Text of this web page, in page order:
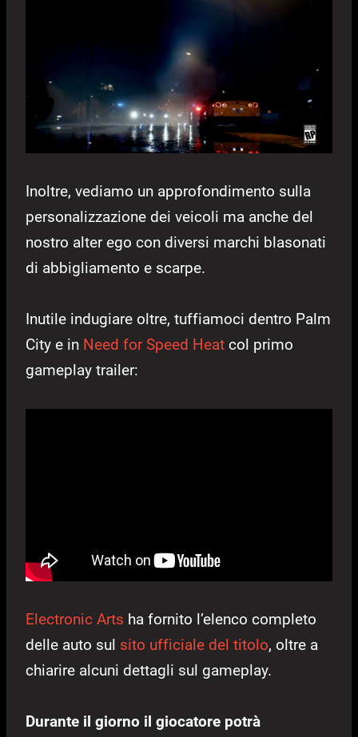
Inoltre, vediamo un approfondimento sulla
personalizzazione dei veicoli ma anche del
nostro alter ego con diversi marchi blasonati
di abbigliamento e scarpe.
Inutile indugiare oltre, tuffiamoci dentro Palm
City e in Need for Speed Heat col primo
gameplay trailer:
Electronic Arts ha fornito l’elenco completo
delle auto sul sito ufficiale del titolo, oltre a
chiarire alcuni dettagli sul gameplay.
Durante il giorno il giocatore potrà